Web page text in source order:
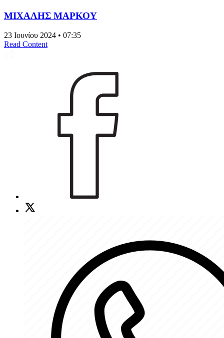
ΜΙΧΑΛΗΣ ΜΑΡΚΟΥ
23 Ιουνίου 2024 • 07:35
Read Content